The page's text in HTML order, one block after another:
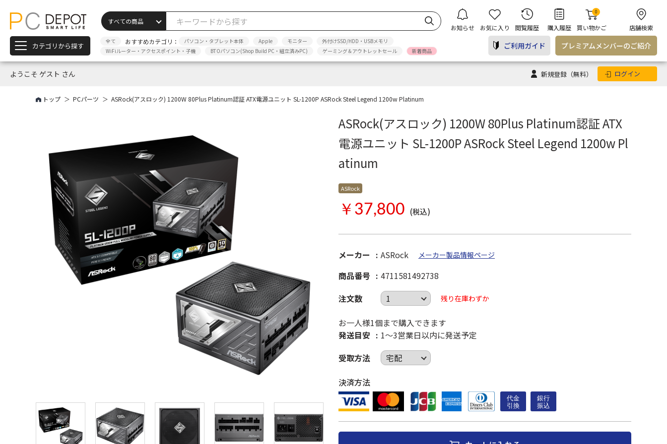
お知らせ お気に入り 閲覧履歴 購入履歴 買い物かご
0
店舗検索
カテゴリから探す 全て おすすめカテゴリ： パソコン・タブレット本体 Apple モニター
外付けSSD/HDD・USBメモリ
WiFiルーター・アクセスポイント・子機
BTOパソコン(Shop Build PC・組立済みPC) ゲーミング＆アウトレットセール 新着商品
ご利用ガイド プレミアム メンバーのご紹介
ようこそ ゲスト さん 新規登録 （無料） ログイン
トップ PCパーツ ASRock(アスロック) 1200W 80Plus Platinum認証 ATX電源ユニット SL-1200P ASRock Steel Legend 1200w Platinum
ASRock(アスロック) 1200W 80Plus Platinum認証 ATX
電源ユニット SL-1200P ASRock Steel Legend 1200w Pl
atinum
ASRock
￥37,800 (税込)
メーカー ASRock メーカー製品情報ページ
商品番号
4711581492738
注文数
残り在庫わずか
お一人様1個まで購入できます
発送目安
1～3営業日以内に発送予定
受取方法
決済方法